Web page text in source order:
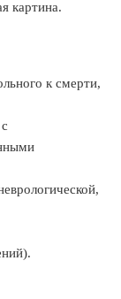
картина.
к смерти,